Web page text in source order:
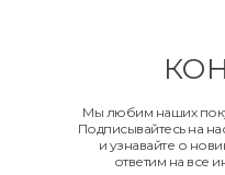
Мы любим наших
Подписывайтесь на
и узнавайте о
ответим на все